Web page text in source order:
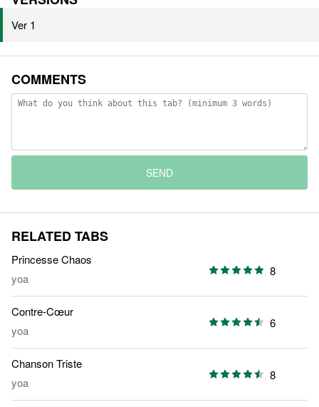
Ver 1
COMMENTS
SEND
RELATED TABS
Princesse Chaos
yoa
8
Contre-Cœur
yoa
6
Chanson Triste
yoa
8